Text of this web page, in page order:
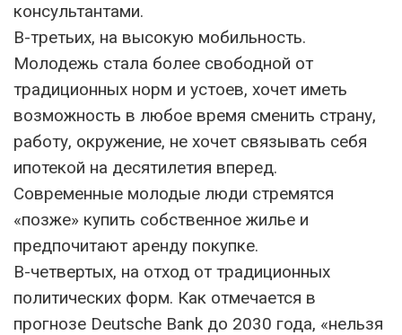
консультантами.
В-третьих, на высокую мобильность.
Молодежь стала более свободной от
традиционных норм и устоев, хочет иметь
возможность в любое время сменить страну,
работу, окружение, не хочет связывать себя
ипотекой на десятилетия вперед.
Современные молодые люди стремятся
«позже» купить собственное жилье и
предпочитают аренду покупке.
В-четвертых, на отход от традиционных
политических форм. Как отмечается в
прогнозе Deutsche Bank до 2030 года, «нельзя